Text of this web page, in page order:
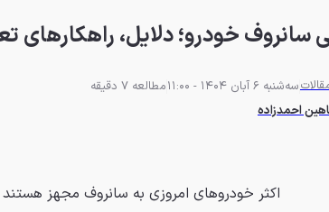
سانروف خودرو؛ دلایل، راهکارهای
سه‌شنبه 6 آبان 1404 - 11:00
مطالعه 7 دقیقه
احمدزاده
اکثر خودروهای امروزی به سانروف مجهز